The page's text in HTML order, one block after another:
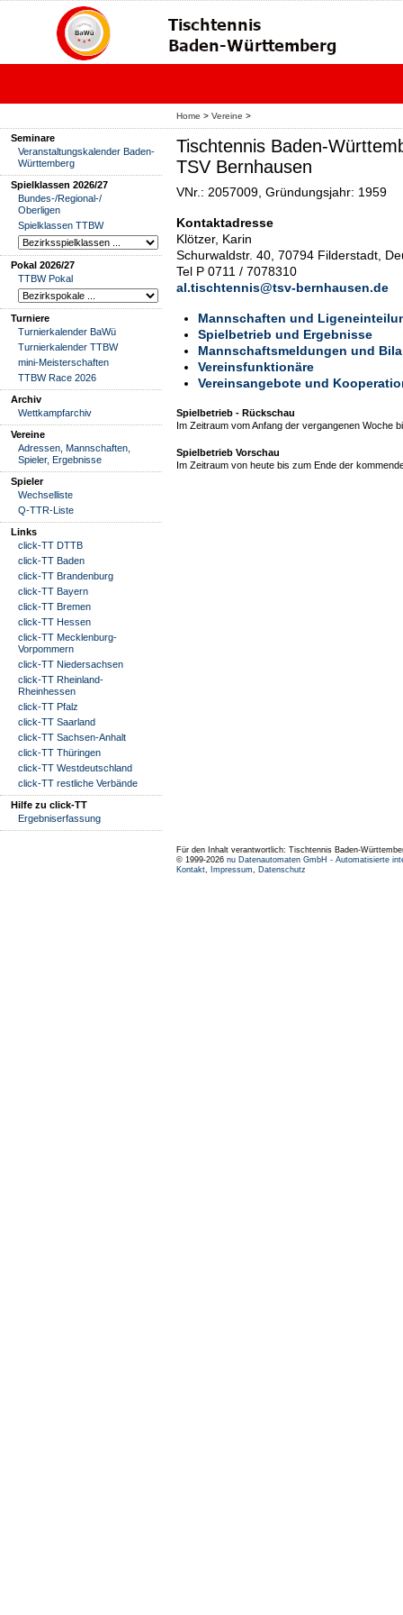
Home > Vereine >
Seminare
Veranstaltungskalender Baden-
Württemberg
Spielklassen 2026/27
Bundes-/Regional-/
Oberligen
Spielklassen TTBW
Pokal 2026/27
TTBW Pokal
Turniere
Turnierkalender BaWü
Turnierkalender TTBW
mini-Meisterschaften
TTBW Race 2026
Archiv
Wettkampfarchiv
Vereine
Adressen, Mannschaften,
Spieler, Ergebnisse
Spieler
Wechselliste
Q-TTR-Liste
Links
click-TT DTTB
click-TT Baden
click-TT Brandenburg
click-TT Bayern
click-TT Bremen
click-TT Hessen
click-TT Mecklenburg-
Vorpommern
click-TT Niedersachsen
click-TT Rheinland-
Rheinhessen
click-TT Pfalz
click-TT Saarland
click-TT Sachsen-Anhalt
click-TT Thüringen
click-TT Westdeutschland
click-TT restliche Verbände
Hilfe zu click-TT
Ergebniserfassung
Tischtennis Baden-
TSV Bernhausen
VNr.: 2057009, Gründungsjahr: 1959
Kontaktadresse
Klötzer, Karin
Schurwaldstr. 40, 70794 Filderstadt,
Tel P 0711 / 7078310
al.tischtennis@tsv-bernhausen.de
Mannschaften und
Spielbetrieb und Ergebnisse
Mannschaftsmeldungen und
Vereinsfunktionäre
Vereinsangebote und
Spielbetrieb - Rückschau
Im Zeitraum vom Anfang der vergangenen Woche
Spielbetrieb Vorschau
Im Zeitraum von heute bis zum Ende der
Für den Inhalt verantwortlich: Tischtennis Baden-
© 1999-2026 nu Datenautomaten GmbH - Automatisierte
Kontakt, Impressum, Datenschutz